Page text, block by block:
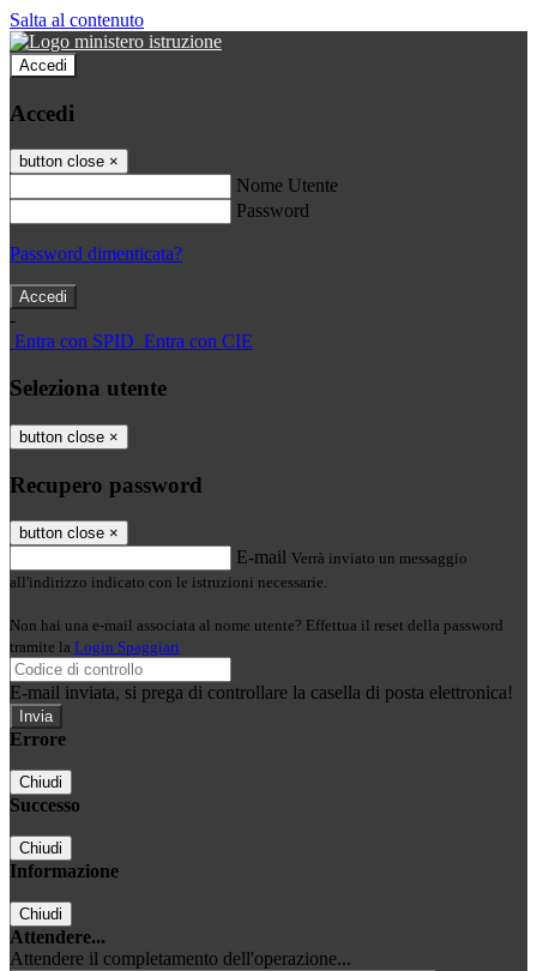
Salta al contenuto
Accedi
Accedi
button close ×
Nome Utente
Password
Password dimenticata?
-
Entra con SPID Entra con CIE
Seleziona utente
button close ×
Recupero password
button close ×
E-mail Verrà inviato un messaggio
all'indirizzo indicato con le istruzioni necessarie.
Non hai una e-mail associata al nome utente? Effettua il reset della password
tramite la Login Spaggiari
E-mail inviata, si prega di controllare la casella di posta elettronica!
Errore
Chiudi
Successo
Chiudi
Informazione
Chiudi
Attendere...
Attendere il completamento dell'operazione...